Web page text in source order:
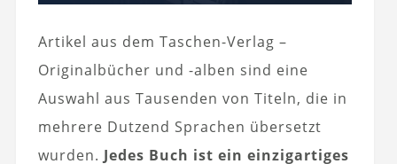
Artikel aus dem Taschen-Verlag –
Originalbücher und -alben sind eine
Auswahl aus Tausenden von Titeln, die in
mehrere Dutzend Sprachen übersetzt
wurden. Jedes Buch ist ein einzigartiges